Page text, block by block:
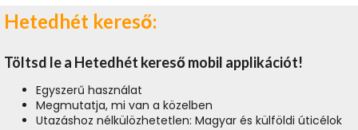
Hetedhét kereső:
Töltsd le a Hetedhét kereső mobil applikációt!
Egyszerű használat
Megmutatja, mi van a közelben
Utazáshoz nélkülözhetetlen: Magyar és külföldi úticélok